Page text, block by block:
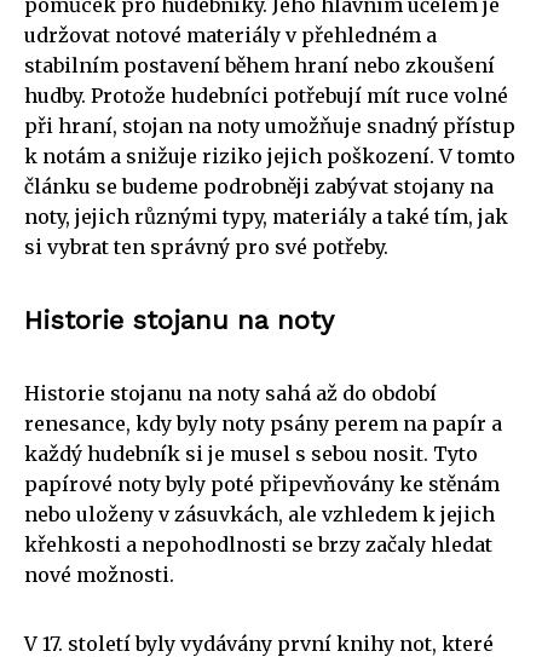
udržovat notové materiály v přehledném a
stabilním postavení během hraní nebo zkoušení
hudby. Protože hudebníci potřebují mít ruce volné
při hraní, stojan na noty umožňuje snadný přístup
k notám a snižuje riziko jejich poškození. V tomto
článku se budeme podrobněji zabývat stojany na
noty, jejich různými typy, materiály a také tím, jak
si vybrat ten správný pro své potřeby.
Historie stojanu na noty
Historie stojanu na noty sahá až do období
renesance, kdy byly noty psány perem na papír a
každý hudebník si je musel s sebou nosit. Tyto
papírové noty byly poté připevňovány ke stěnám
nebo uloženy v zásuvkách, ale vzhledem k jejich
křehkosti a nepohodlnosti se brzy začaly hledat
nové možnosti.
V 17. století byly vydávány první knihy not, které